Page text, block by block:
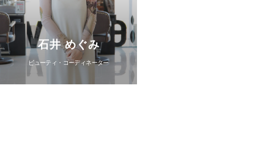
石井 めぐみ
ビューティ・コーディネーター